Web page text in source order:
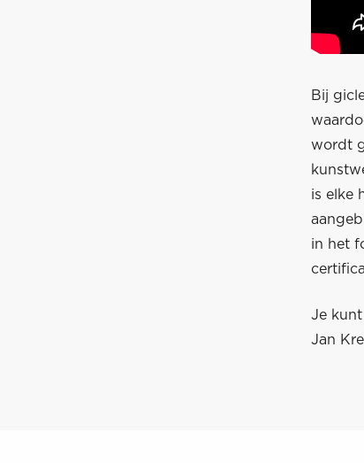
Bij
wordt
is elke
in het
Je
Jan